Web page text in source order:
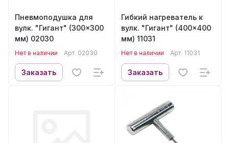
Пневмоподушка для
вулк. "Гигант" (300x300
мм) 02030
Нет в наличии Арт. 02030
Заказать
Гибкий нагреватель к
вулк. "Гигант" (400x400
мм) 11031
Нет в наличии Арт. 11031
Заказать